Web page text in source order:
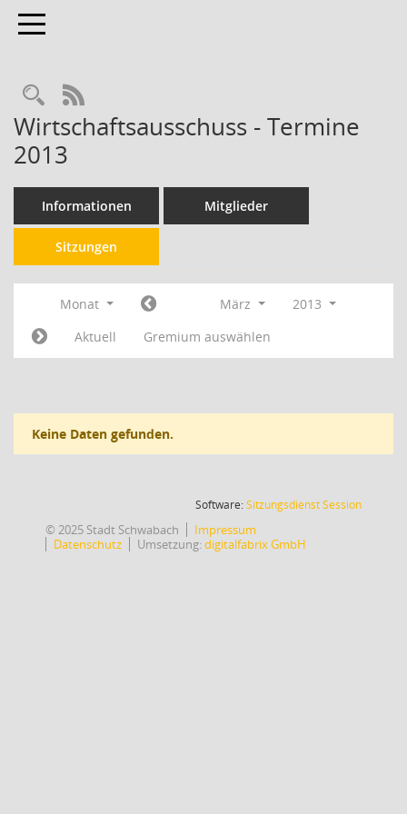
Toggle navigation
RSS-Feed
Wirtschaftsausschuss - Termine
2013
Informationen Mitglieder
Sitzungen
Monat März
2013
Aktuell
Gremium auswählen
Keine Daten gefunden.
Software:SitzungsdienstSession(Wird in
© 2025 Stadt Schwabach
Impressum
Datenschutz
Umsetzung:digitalfabrix GmbH